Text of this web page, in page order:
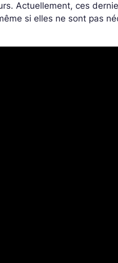
Actuellement, ces
si elles ne sont pas